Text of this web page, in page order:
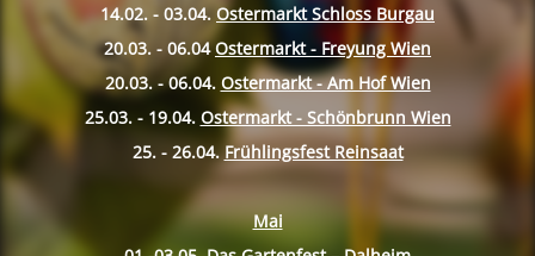
14.02. - 03.04. Ostermarkt Schloss Burgau
20.03. - 06.04 Ostermarkt - Freyung Wien
20.03. - 06.04. Ostermarkt - Am Hof Wien
25.03. - 19.04. Ostermarkt - Schönbrunn Wien
25. - 26.04. Frühlingsfest Reinsaat
Mai